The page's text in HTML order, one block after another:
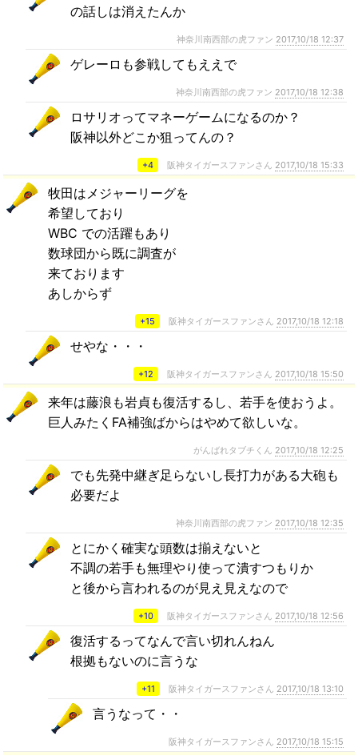
の話しは消えたんか
神奈川南西部の虎ファン 2017,10/18 12:37
ゲレーロも参戦してもええで
神奈川南西部の虎ファン 2017,10/18 12:38
ロサリオってマネーゲームになるのか？
阪神以外どこか狙ってんの？
+4 阪神タイガースファンさん 2017,10/18 15:33
牧田はメジャーリーグを
希望しており
WBC での活躍もあり
数球団から既に調査が
来ております
あしからず
+15 阪神タイガースファンさん 2017,10/18 12:18
せやな・・・
+12 阪神タイガースファンさん 2017,10/18 15:50
来年は藤浪も岩貞も復活するし、若手を使おうよ。
巨人みたくFA補強ばからはやめて欲しいな。
がんばれタブチくん 2017,10/18 12:25
でも先発中継ぎ足らないし長打力がある大砲も
必要だよ
神奈川南西部の虎ファン 2017,10/18 12:35
とにかく確実な頭数は揃えないと
不調の若手も無理やり使って潰すつもりか
と後から言われるのが見え見えなので
+10 阪神タイガースファンさん 2017,10/18 12:56
復活するってなんで言い切れんねん
根拠もないのに言うな
+11 阪神タイガースファンさん 2017,10/18 13:10
言うなって・・
阪神タイガースファンさん 2017,10/18 15:15